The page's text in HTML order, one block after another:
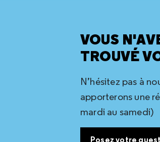
VOUS
TROUVÉ
N’hésitez pas à
apporterons une
mardi au samedi)
Posez votre